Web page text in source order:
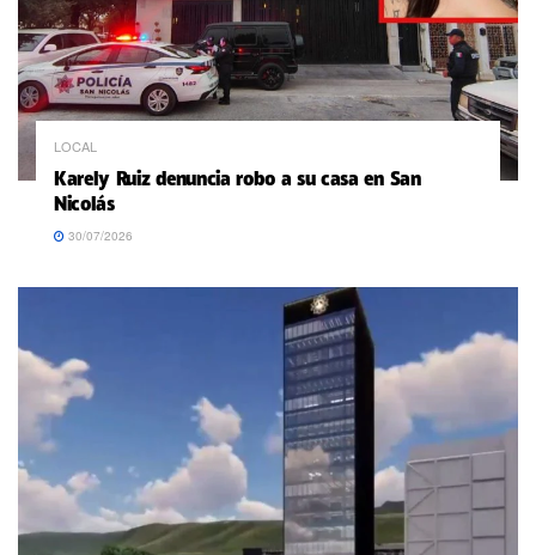
LOCAL
Karely Ruiz denuncia robo a su casa en San
Nicolás
30/07/2026